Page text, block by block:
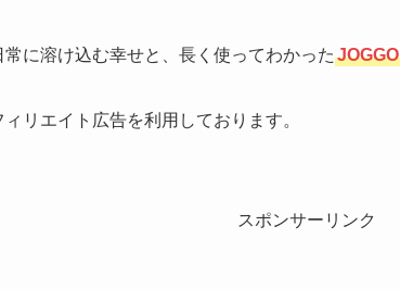
常に溶け込む幸せと、長く使ってわかった JOGGO
リエイト広告を利用しております。
スポンサーリンク